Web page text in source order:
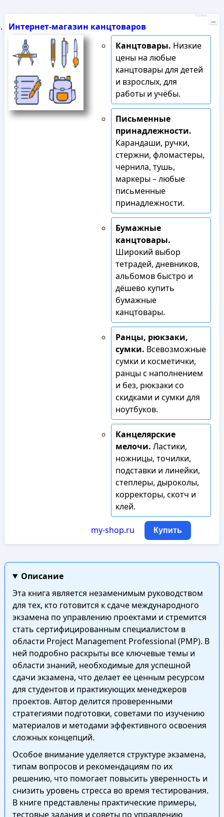
Интернет-магазин канцтоваров
Канцтовары. Низкие
цены на любые
канцтовары для детей
и взрослых, для
работы и учёбы.
Письменные
принадлежности.
Карандаши, ручки,
стержни, фломастеры,
чернила, тушь,
маркеры – любые
письменные
принадлежности.
Бумажные
канцтовары.
Широкий выбор
тетрадей, дневников,
альбомов быстро и
дёшево купить
бумажные
канцтовары.
Ранцы, рюкзаки,
сумки. Всевозможные
сумки и косметички,
ранцы с наполнением
и без, рюкзаки со
скидками и сумки для
ноутбуков.
Канцелярские
мелочи. Ластики,
ножницы, точилки,
подставки и линейки,
степлеры, дыроколы,
корректоры, скотч и
клей.
my-shop.ru Купить
Реклама
...
Описание
Эта книга является незаменимым руководством
для тех, кто готовится к сдаче международного
экзамена по управлению проектами и стремится
стать сертифицированным специалистом в
области Project Management Professional (PMP). В
ней подробно раскрыты все ключевые темы и
области знаний, необходимые для успешной
сдачи экзамена, что делает ее ценным ресурсом
для студентов и практикующих менеджеров
проектов. Автор делится проверенными
стратегиями подготовки, советами по изучению
материалов и методами эффективного освоения
сложных концепций.
Особое внимание уделяется структуре экзамена,
типам вопросов и рекомендациям по их
решению, что помогает повысить уверенность и
снизить уровень стресса во время тестирования.
В книге представлены практические примеры,
тестовые задания и советы по управлению